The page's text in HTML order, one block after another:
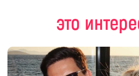
это